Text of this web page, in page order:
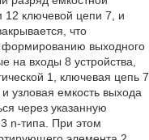
12 ключевой цепи 7, и
что
формированию выходного
на входы 8 устройства,
1, ключевая цепь 7
узловая емкость выхода
через указанную
n-типа. При этом